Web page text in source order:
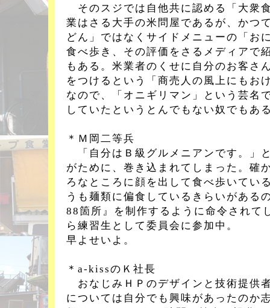
そのスジでは自他共に認める「大衆
業はさる大手の米問屋であるが、かつ
どん」ではなくサイドメニューの「お
食べ歩き、その評価をさるメディアで
もある。米業者のくせに自分のお客さ
をつけるという「商売人の風上にもお
なので、「オニギリマン」という芸名
していたというとんでもない奴でもあ
＊Ｍ岡二等兵
「自分はＢ級グルメニアンです。」
がために、巻き込まれてしまった。確
ろなところに顔を出して食べ歩いてい
うも麺類に偏食しているきらいがある
88箇所』を制作するように命令されて
ら練習生として委員会に参加中。
早よせいよ。
＊a-kissのＫ社長
おなじみＨＰのデザインと技術提供
については自分でも興味があったのか